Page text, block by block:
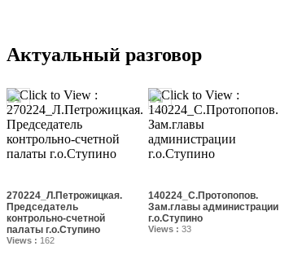
Актуальный разговор
270224_Л.Петрожицкая.
Председатель
контрольно-счетной
палаты г.о.Ступино
Views : 162
140224_С.Протопопов.
Зам.главы администрации
г.о.Ступино
Views : 33